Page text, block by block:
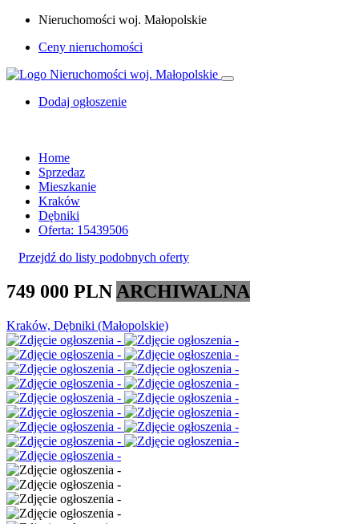
Nieruchomości woj. Małopolskie
Ceny nieruchomości
Dodaj ogłoszenie
Home
Sprzedaz
Mieszkanie
Kraków
Dębniki
Oferta: 15439506
Przejdź do listy podobnych oferty
749 000 PLN ARCHIWALNA
Kraków, Dębniki (Małopolskie)